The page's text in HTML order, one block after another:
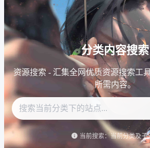
分类内容搜索
资源搜索 - 汇集全网优质资源搜索工
所需内容。
当前搜索：当前分类及子